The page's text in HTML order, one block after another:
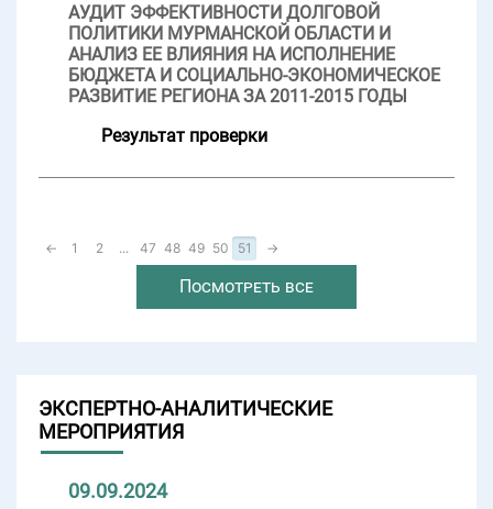
АУДИТ ЭФФЕКТИВНОСТИ ДОЛГОВОЙ
ПОЛИТИКИ МУРМАНСКОЙ ОБЛАСТИ И
АНАЛИЗ ЕЕ ВЛИЯНИЯ НА ИСПОЛНЕНИЕ
БЮДЖЕТА И СОЦИАЛЬНО-ЭКОНОМИЧЕСКОЕ
РАЗВИТИЕ РЕГИОНА ЗА 2011-2015 ГОДЫ
Результат проверки
← 1 2 ... 47 48 49 50 51 →
Посмотреть все
ЭКСПЕРТНО-АНАЛИТИЧЕСКИЕ
МЕРОПРИЯТИЯ
09.09.2024